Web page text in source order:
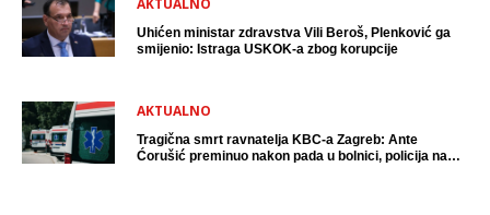
AKTUALNO
Uhićen ministar zdravstva Vili Beroš, Plenković ga
smijenio: Istraga USKOK-a zbog korupcije
AKTUALNO
Tragična smrt ravnatelja KBC-a Zagreb: Ante
Ćorušić preminuo nakon pada u bolnici, policija na